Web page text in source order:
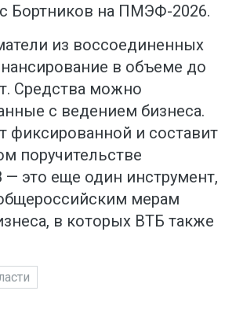
Бортников на ПМЭФ-2026.
из воссоединенных
в объеме до
Средства можно
с ведением бизнеса.
фиксированной и составит
поручительстве
это еще один инструмент,
мерам
в которых ВТБ также